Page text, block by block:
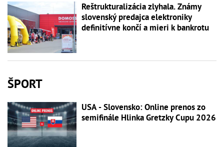
Reštrukturalizácia zlyhala. Známy
slovenský predajca elektroniky
definitívne končí a mieri k bankrotu
ŠPORT
USA - Slovensko: Online prenos zo
semifinále Hlinka Gretzky Cupu 2026